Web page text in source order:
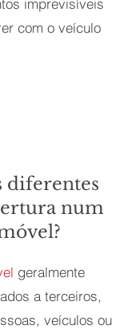
imprevisíveis
com o veículo
diferentes
num
geralmente
a terceiros,
veículos ou